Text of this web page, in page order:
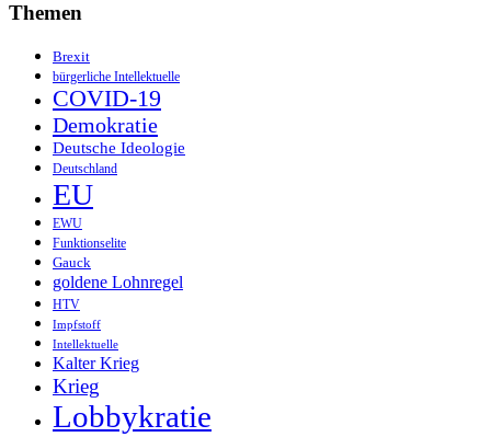
Themen
Brexit
bürgerliche Intellektuelle
COVID-19
Demokratie
Deutsche Ideologie
Deutschland
EU
EWU
Funktionselite
Gauck
goldene Lohnregel
HTV
Impfstoff
Intellektuelle
Kalter Krieg
Krieg
Lobbykratie